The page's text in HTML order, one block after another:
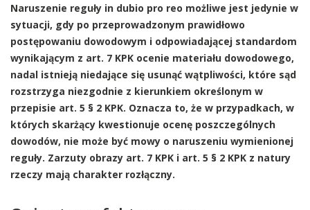
Naruszenie reguły in dubio pro reo możliwe jest jedynie w
sytuacji, gdy po przeprowadzonym prawidłowo
postępowaniu dowodowym i odpowiadającej standardom
wynikającym z art. 7 KPK ocenie materiału dowodowego,
nadal istnieją niedające się usunąć wątpliwości, które sąd
rozstrzyga niezgodnie z kierunkiem określonym w
przepisie art. 5 § 2 KPK. Oznacza to, że w przypadkach, w
których skarżący kwestionuje ocenę poszczególnych
dowodów, nie może być mowy o naruszeniu wymienionej
reguły. Zarzuty obrazy art. 7 KPK i art. 5 § 2 KPK z natury
rzeczy mają charakter rozłączny.